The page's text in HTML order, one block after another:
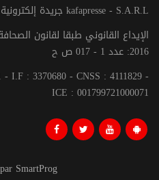
جريدة إلكترونية مستقلة تصدر عن الشركة kafapresse - S.A.R.L
2016: عدد 1 - 017 ص ح
I.F : 3370680 - CNSS : 4111829 -
ICE : 001799721000071
SmartProg